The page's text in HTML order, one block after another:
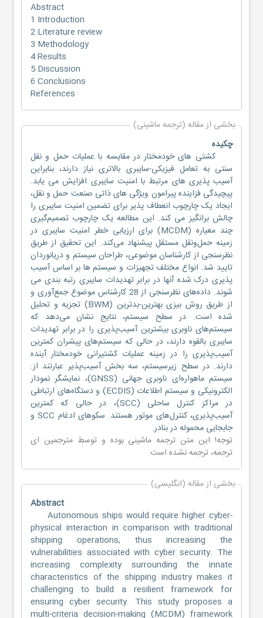
Abstract
1 Introduction
2 Literature review
3 Methodology
4 Results
5 Discussion
6 Conclusions
References
بخشی از مقاله (ترجمه ماشینی)
چکیده
کشتی های خودمختار در مقایسه با عملیات حمل و نقل
سنتی به تعامل فیزیکی-سایبری بالاتری نیاز دارند، بنابراین
آسیب پذیری های مرتبط با امنیت سایبری افزایش می یابد.
پیچیدگی فزاینده پیرامون ویژگی های ذاتی صنعت حمل و نقل،
ایجاد یک چارچوب انعطاف پذیر برای تضمین امنیت سایبری را
چالش برانگیز می کند. این مطالعه یک چارچوب تصمیم‌گیری
چند معیاره (MCDM) برای ارزیابی خطر امنیت سایبری در
زمینه حمل‌ونقل مستقل پیشنهاد می‌کند. این تحقیق از طریق
نظرسنجی از کارشناسان موضوعی، طراحان سیستم و دریانوردان
تایید شد. انواع مختلف تجهیزات و سیستم ها بر اساس آسیب
پذیری درک شده آنها در برابر تهدیدات سایبری رتبه بندی می
شوند. داده‌های نظرسنجی از 28 کارشناس موضوع جمع‌آوری و
از طریق روش بیزی بهترین-بدترین (BWM) تجزیه و تحلیل
شده است. در سطح سیستم، نتایج نشان می‌دهد که
سیستم‌های ناوبری بیشترین آسیب‌پذیری را در برابر تهدیدات
سایبری بالقوه دارند، در حالی که سیستم‌های پیشران کمترین
آسیب‌پذیری را در زمینه عملیات کشتیرانی خودمختار آینده
دارند. در سطح زیرسیستم، سه بخش آسیب‌پذیر عبارتند از:
سیستم ماهواره‌ای ناوبری جهانی (GNSS)، نمایشگر نمودار
الکترونیکی و سیستم اطلاعات (ECDIS) و دستگاه‌های ارتباطی
در مراکز کنترل ساحلی (SCC)، در حالی که کمترین
آسیب‌پذیری، کنترل‌های موتور هستند. سکوهای ادغام SCC و
جابجایی محموله در بنادر.
توجه! این متن ترجمه ماشینی بوده و توسط مترجمین ای
ترجمه، ترجمه نشده است.
بخشی از مقاله (انگلیسی)
Abstract
Autonomous ships would require higher cyber-
physical interaction in comparison with traditional
shipping operations, thus increasing the
vulnerabilities associated with cyber security. The
increasing complexity surrounding the innate
characteristics of the shipping industry makes it
challenging to build a resilient framework for
ensuring cyber security. This study proposes a
multi-criteria decision-making (MCDM) framework